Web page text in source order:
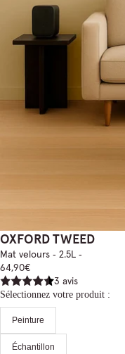
OXFORD TWEED
Mat velours ‐ 2.5L ‐
64,90€
3 avis
Sélectionnez votre produit :
Peinture
Échantillon